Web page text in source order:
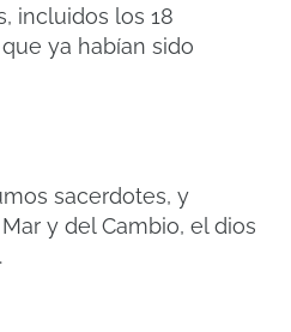
incluidos los 18
ya habían sido
sacerdotes, y
y del Cambio, el dios